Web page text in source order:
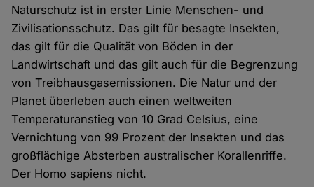
Naturschutz ist in erster Linie Menschen- und
Zivilisationsschutz. Das gilt für besagte Insekten,
das gilt für die Qualität von Böden in der
Landwirtschaft und das gilt auch für die Begrenzung
von Treibhausgasemissionen. Die Natur und der
Planet überleben auch einen weltweiten
Temperaturanstieg von 10 Grad Celsius, eine
Vernichtung von 99 Prozent der Insekten und das
großflächige Absterben australischer Korallenriffe.
Der Homo sapiens nicht.